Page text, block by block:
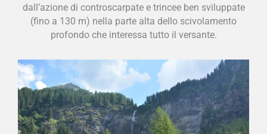
dall’azione di controscarpate e trincee ben sviluppate
(fino a 130 m) nella parte alta dello scivolamento
profondo che interessa tutto il versante.